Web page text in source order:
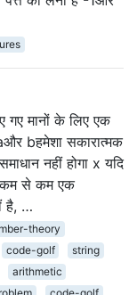
गए मानों के लिए एक
bहमेशा सकारात्मक
नहीं होगा x यदि
कम से कम एक
है, …
theory
code-golf
string
arithmetic